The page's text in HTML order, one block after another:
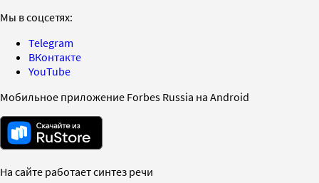
Мы в соцсетях:
Telegram
ВКонтакте
YouTube
Мобильное приложение Forbes Russia на Android
На сайте работает синтез речи